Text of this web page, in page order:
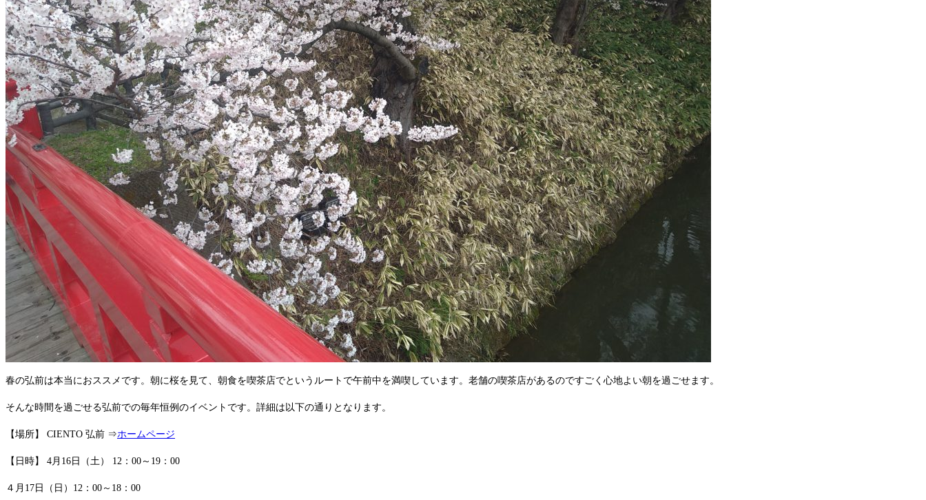
春の弘前は本当におススメです。朝に桜を見て、朝食を喫茶店でというルートで午前中を満喫しています。老舗の喫茶店があるのですごく心地よい朝を過ごせます。
そんな時間を過ごせる弘前での毎年恒例のイベントです。詳細は以下の通りとなります。
【場所】 CIENTO 弘前 ⇒ホームページ
【日時】 4月16日（土） 12：00～19：00
４月17日（日）12：00～18：00